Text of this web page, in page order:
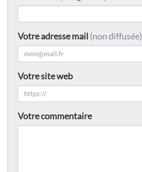
Votre adresse mail (non diffusée)
Votre site web
Votre commentaire